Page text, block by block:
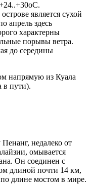
является сухой
апрель здесь
характерны
порывы ветра.
до середины
напрямую из Куала
в пути).
недалеко от
омывается
Он соединен с
длиной почти 14 км,
длине мостом в мире.